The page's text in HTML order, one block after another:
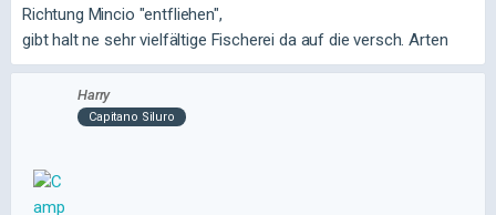
Richtung Mincio "entfliehen",
gibt halt ne sehr vielfältige Fischerei da auf die versch. Arten
Harry
Capitano Siluro